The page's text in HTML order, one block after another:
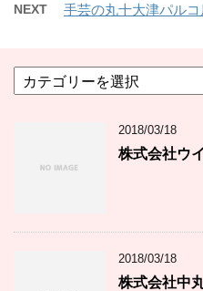
NEXT 手芸の丸十大津パル
テ
2018/03/18
株式会社ウ
2018/03/18
株式会社中